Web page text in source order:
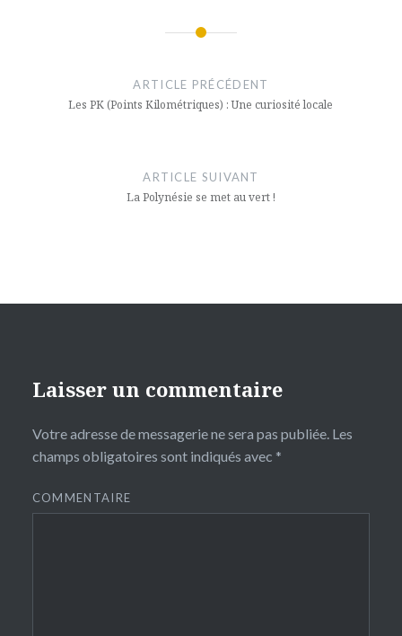
l’article
ARTICLE PRÉCÉDENT
Les PK (Points Kilométriques) : Une curiosité locale
ARTICLE SUIVANT
La Polynésie se met au vert !
Laisser un commentaire
Votre adresse de messagerie ne sera pas publiée. Les
champs obligatoires sont indiqués avec *
COMMENTAIRE